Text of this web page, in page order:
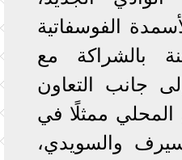
الفوسفاتية
بالشراكة مع
جانب التعاون
ممثلًا في
والسويدي،